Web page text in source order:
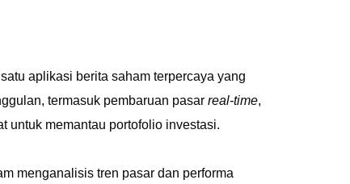
aplikasi berita saham terpercaya yang
termasuk pembaruan pasar real-time,
untuk memantau portofolio investasi.
menganalisis tren pasar dan performa